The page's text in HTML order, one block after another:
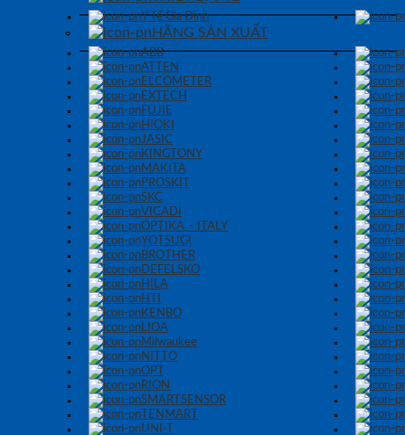
Y Tế Gia Đình
HÃNG SẢN XUẤT
ABB
ATTEN
ELCOMETER
EXTECH
FUJIE
HIOKI
JASIC
KINGTONY
MAKITA
PROSKIT
SKC
VICADI
OPTIKA – ITALY
YOTSUGI
BROTHER
DEFELSKO
HILA
HTI
KENBO
LIOA
Milwaukee
NITTO
OPT
RION
SMARTSENSOR
TENMART
UNI-T